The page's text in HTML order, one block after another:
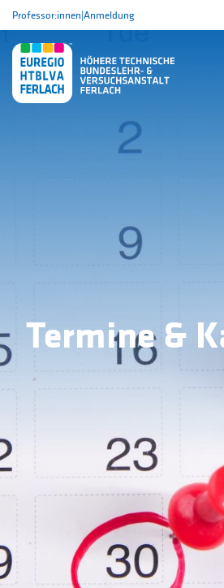
Professor:innen|Anmeldung
Termine &